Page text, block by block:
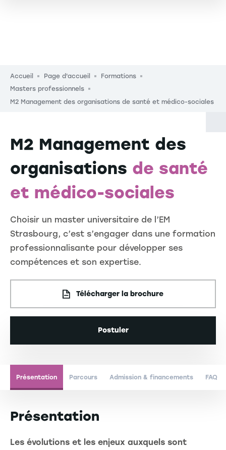
Fil d'Ariane
Accueil Page d'accueil
Formations
Masters professionnels
M2 Management des organisations de santé et médico-sociales
M2 Management des
organisations de santé
et médico-sociales
Choisir un master universitaire de l’EM
Strasbourg, c’est s’engager dans une formation
professionnalisante pour développer ses
compétences et son expertise.
Télécharger la brochure
Postuler
Présentation Parcours Admission & financements FAQ
Présentation
Les évolutions et les enjeux auxquels sont